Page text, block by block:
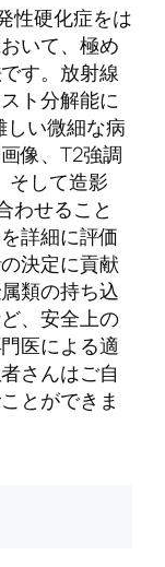
性硬化症をは
いて、極め
す。放射線
ト分解能に
い微細な病
像、T2強調
そして造影
わせること
詳細に評価
決定に貢献
類の持ち込
、安全上の
医による適
さんはご自
とができま